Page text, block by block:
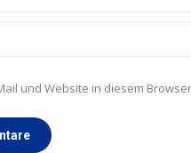
und Website in diesem